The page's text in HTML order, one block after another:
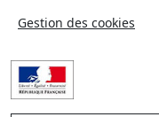
Gestion des cookies